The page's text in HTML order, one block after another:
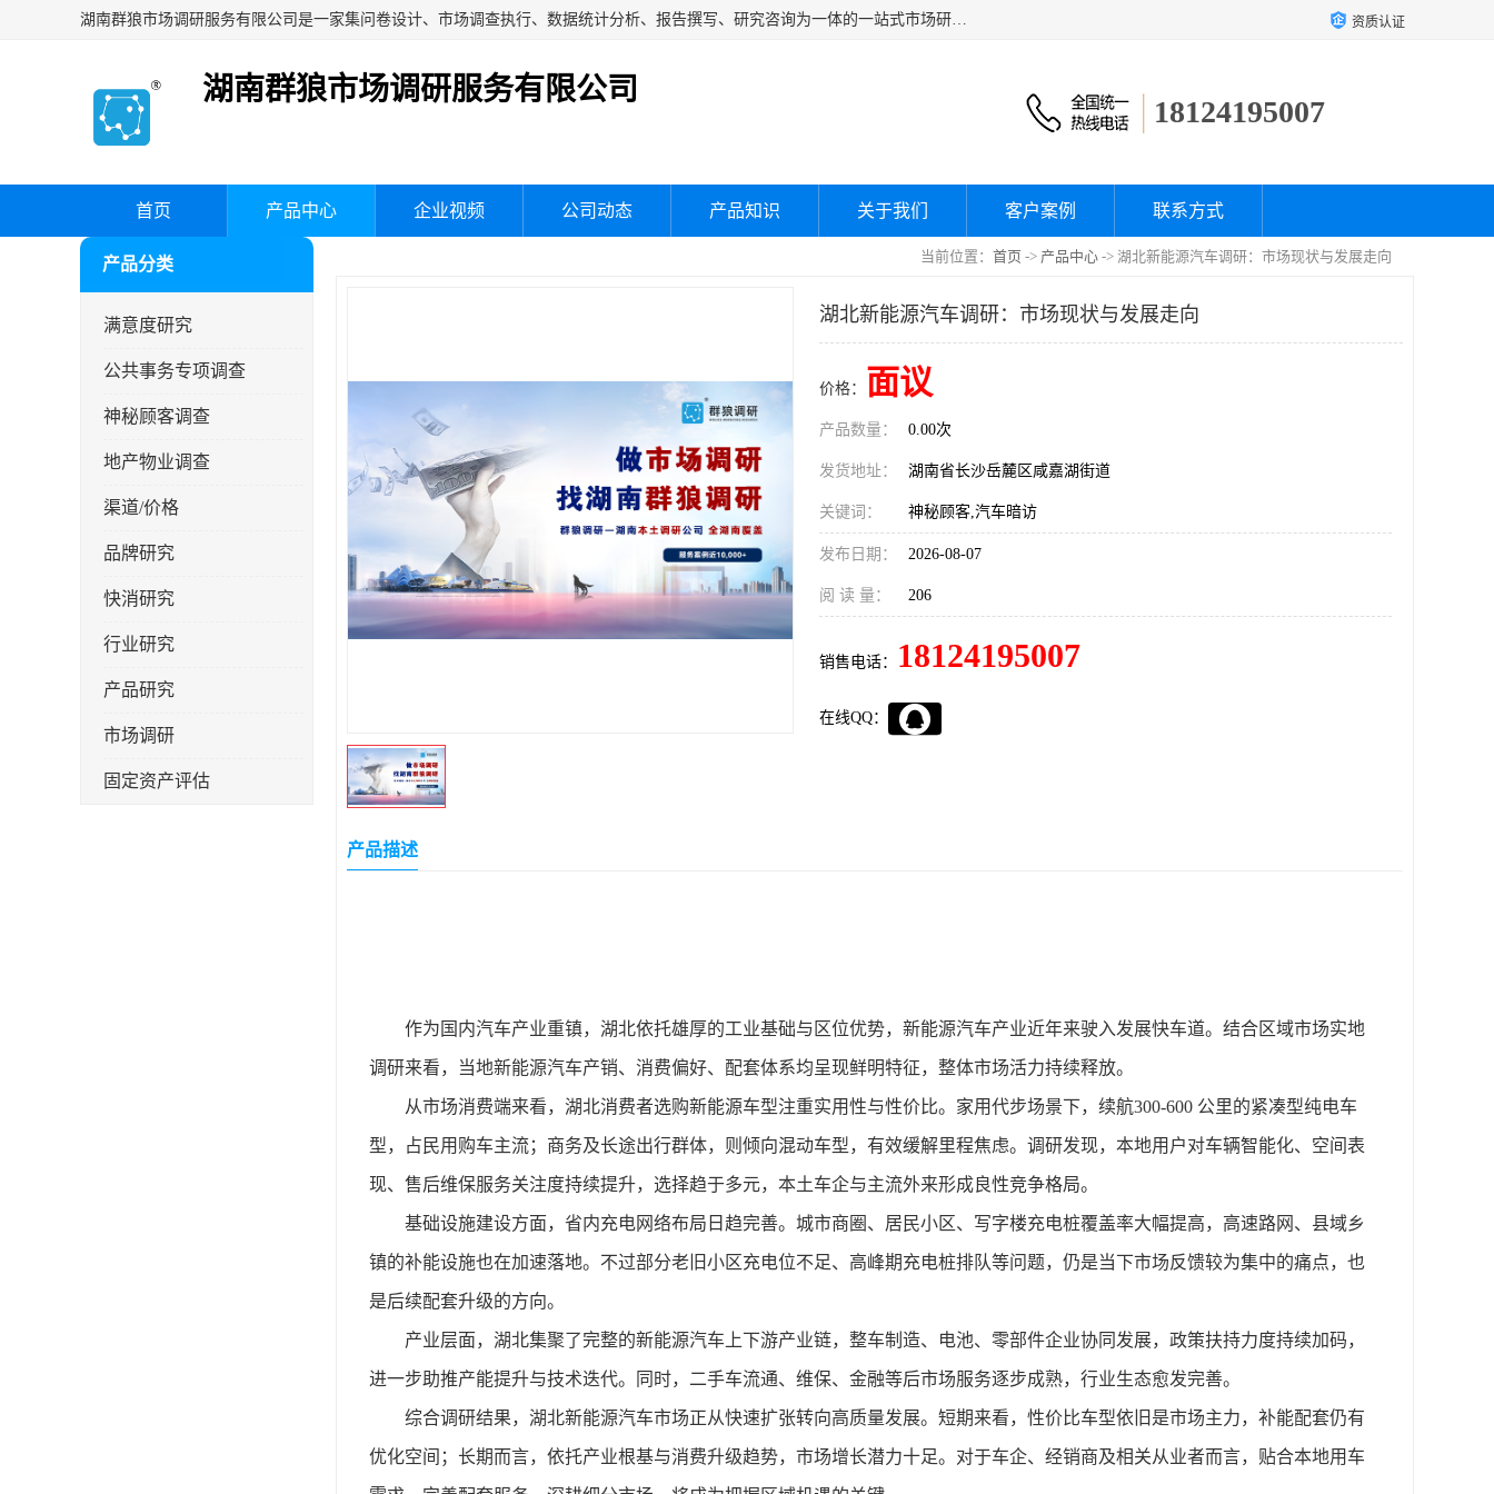
湖南群狼市场调研服务有限公司是一家集问卷设计、市场调查执行、数据统计分析、报告撰写、研究咨询为一体的一站式市场研究服务机构，主要服务：市场调研、三方评估、满意度研究、快消研究、地产物业调查、品牌研究、神秘顾客调查、行业研究、产品研究、公共事务专项调查等。 资质认证
湖南群狼市场调研服务有限公司
18124195007
首页 产品中心 企业视频 公司动态 产品知识 关于我们 客户案例 联系方式
当前位置： 首页 -> 产品中心 -> 湖北新能源汽车调研：市场现状与发展走向
产品分类
满意度研究
公共事务专项调查
神秘顾客调查
地产物业调查
渠道/价格
品牌研究
快消研究
行业研究
产品研究
市场调研
固定资产评估
湖北新能源汽车调研：市场现状与发展走向
价格： 面议
产品数量： 0.00次
发货地址： 湖南省长沙岳麓区咸嘉湖街道
关键词： 神秘顾客,汽车暗访
发布日期： 2026-08-07
阅 读 量： 206
销售电话： 18124195007
在线QQ：
产品描述
作为国内汽车产业重镇，湖北依托雄厚的工业基础与区位优势，新能源汽车产业近年来驶入发展快车道。结合区域市场实地
调研来看，当地新能源汽车产销、消费偏好、配套体系均呈现鲜明特征，整体市场活力持续释放。
从市场消费端来看，湖北消费者选购新能源车型注重实用性与性价比。家用代步场景下，续航300-600 公里的紧凑型纯电车
型，占民用购车主流；商务及长途出行群体，则倾向混动车型，有效缓解里程焦虑。调研发现，本地用户对车辆智能化、空间表
现、售后维保服务关注度持续提升，选择趋于多元，本土车企与主流外来形成良性竞争格局。
基础设施建设方面，省内充电网络布局日趋完善。城市商圈、居民小区、写字楼充电桩覆盖率大幅提高，高速路网、县域乡
镇的补能设施也在加速落地。不过部分老旧小区充电位不足、高峰期充电桩排队等问题，仍是当下市场反馈较为集中的痛点，也
是后续配套升级的方向。
产业层面，湖北集聚了完整的新能源汽车上下游产业链，整车制造、电池、零部件企业协同发展，政策扶持力度持续加码，
进一步助推产能提升与技术迭代。同时，二手车流通、维保、金融等后市场服务逐步成熟，行业生态愈发完善。
综合调研结果，湖北新能源汽车市场正从快速扩张转向高质量发展。短期来看，性价比车型依旧是市场主力，补能配套仍有
优化空间；长期而言，依托产业根基与消费升级趋势，市场增长潜力十足。对于车企、经销商及相关从业者而言，贴合本地用车